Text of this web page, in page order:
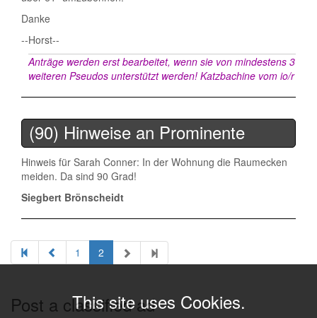
Danke
--Horst--
Anträge werden erst bearbeitet, wenn sie von mindestens 3
weiteren Pseudos unterstützt werden! Katzbachine vom io/r
(90) Hinweise an Prominente
Hinweis für Sarah Conner: In der Wohnung die Raumecken
meiden. Da sind 90 Grad!
Siegbert Brönscheidt
1 2
Post a classified ad
This site uses Cookies.